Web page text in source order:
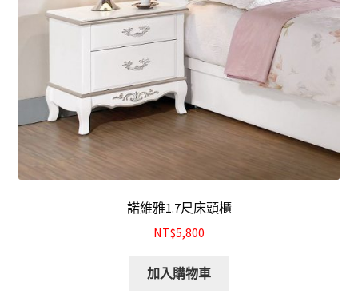
諾維雅1.7尺床頭櫃
NT$5,800
加入購物車